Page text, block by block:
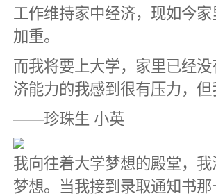
工作维持家中经济，现如今
加重。
而我将要上大学，家里已经
济能力的我感到很有压力，
——珍珠生 小英
我向往着大学梦想的殿堂，
梦想。当我接到录取通知书